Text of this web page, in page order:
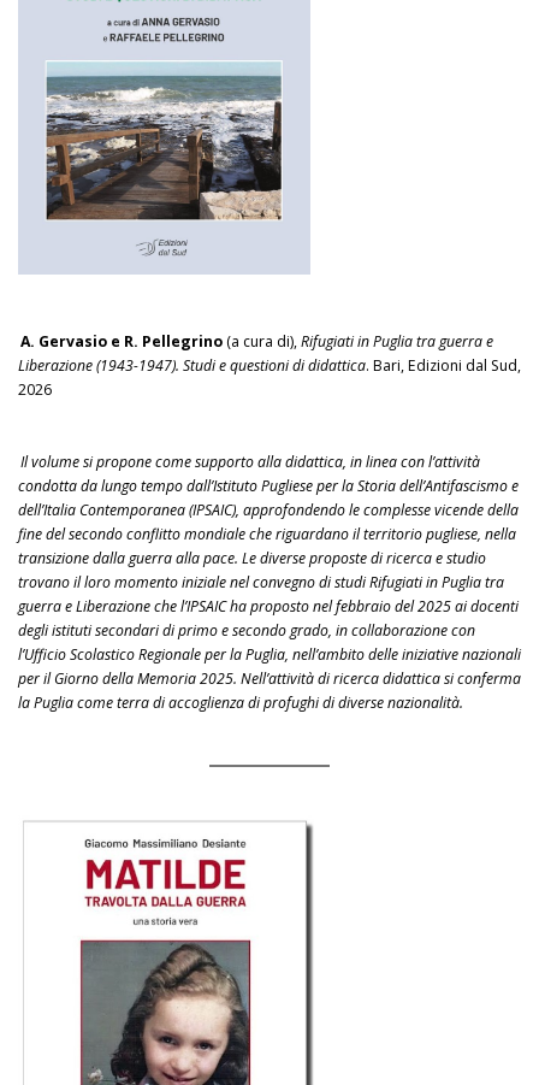
A. Gervasio e R. Pellegrino (a cura di),Rifugiati in Puglia tra guerra e
Liberazione (1943-1947). Studi e questioni di didattica. Bari, Edizioni dal Sud,
2026
Il volume si propone come supporto alla didattica, in linea con l’attività
condotta da lungo tempo dall’Istituto Pugliese per la Storia dell’Antifascismo e
dell’Italia Contemporanea (IPSAIC), approfondendo le complesse vicende della
fine del secondo conflitto mondiale che riguardano il territorio pugliese, nella
transizione dalla guerra alla pace. Le diverse proposte di ricerca e studio
trovano il loro momento iniziale nel convegno di studi Rifugiati in Puglia tra
guerra e Liberazione che l’IPSAIC ha proposto nel febbraio del 2025 ai docenti
degli istituti secondari di primo e secondo grado, in collaborazione con
l’Ufficio Scolastico Regionale per la Puglia, nell’ambito delle iniziative nazionali
per il Giorno della Memoria 2025. Nell’attività di ricerca didattica si conferma
la Puglia come terra di accoglienza di profughi di diverse nazionalità.